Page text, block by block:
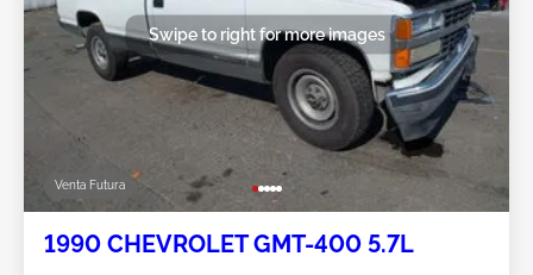
Venta Futura
Swipe to right for more images
1990 CHEVROLET GMT-400 5.7L